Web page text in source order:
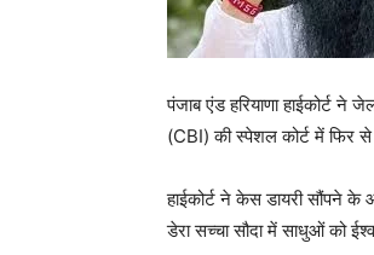
पंजाब एंड हरियाणा हाईकोर्ट ने
(CBI) की स्पेशल कोर्ट में
हाईकोर्ट ने केस डायरी सौंपने के
डेरा सच्चा सौदा में साधुओं को